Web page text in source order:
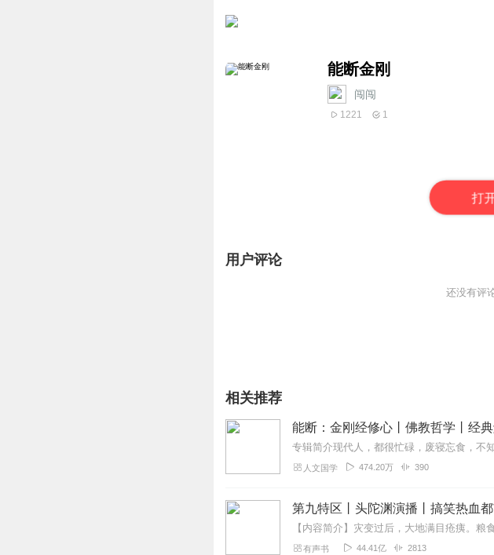
能断金刚
闯闯__
1221 1
打
用户评论
还没有评
相关推荐
能断：金刚经修心丨佛教哲学丨经
人文国学 474.20万 390
第九特区丨头陀渊演播丨搞笑热血
有声书 44.41亿 2813